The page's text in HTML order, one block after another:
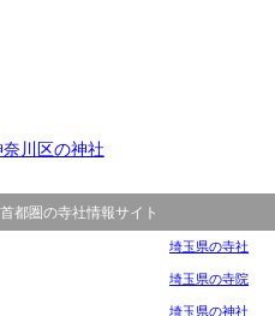
奈川区の神社
都圏の寺社情報サイト
埼玉県の寺社
埼玉県の寺院
埼玉県の神社